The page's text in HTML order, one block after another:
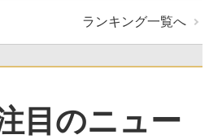
ランキング一覧へ
目のニュー